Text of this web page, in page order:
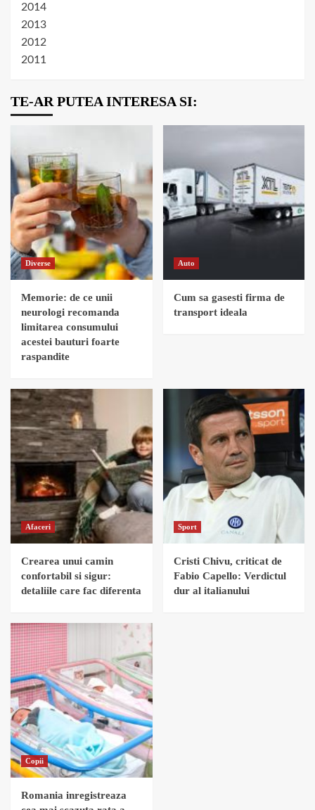
2014
2013
2012
2011
TE-AR PUTEA INTERESA SI:
Diverse
Memorie: de ce unii
neurologi recomanda
limitarea consumului
acestei bauturi foarte
raspandite
Auto
Cum sa gasesti firma de
transport ideala
Afaceri
Crearea unui camin
confortabil si sigur:
detaliile care fac diferenta
Sport
Cristi Chivu, criticat de
Fabio Capello: Verdictul
dur al italianului
Copii
Romania inregistreaza